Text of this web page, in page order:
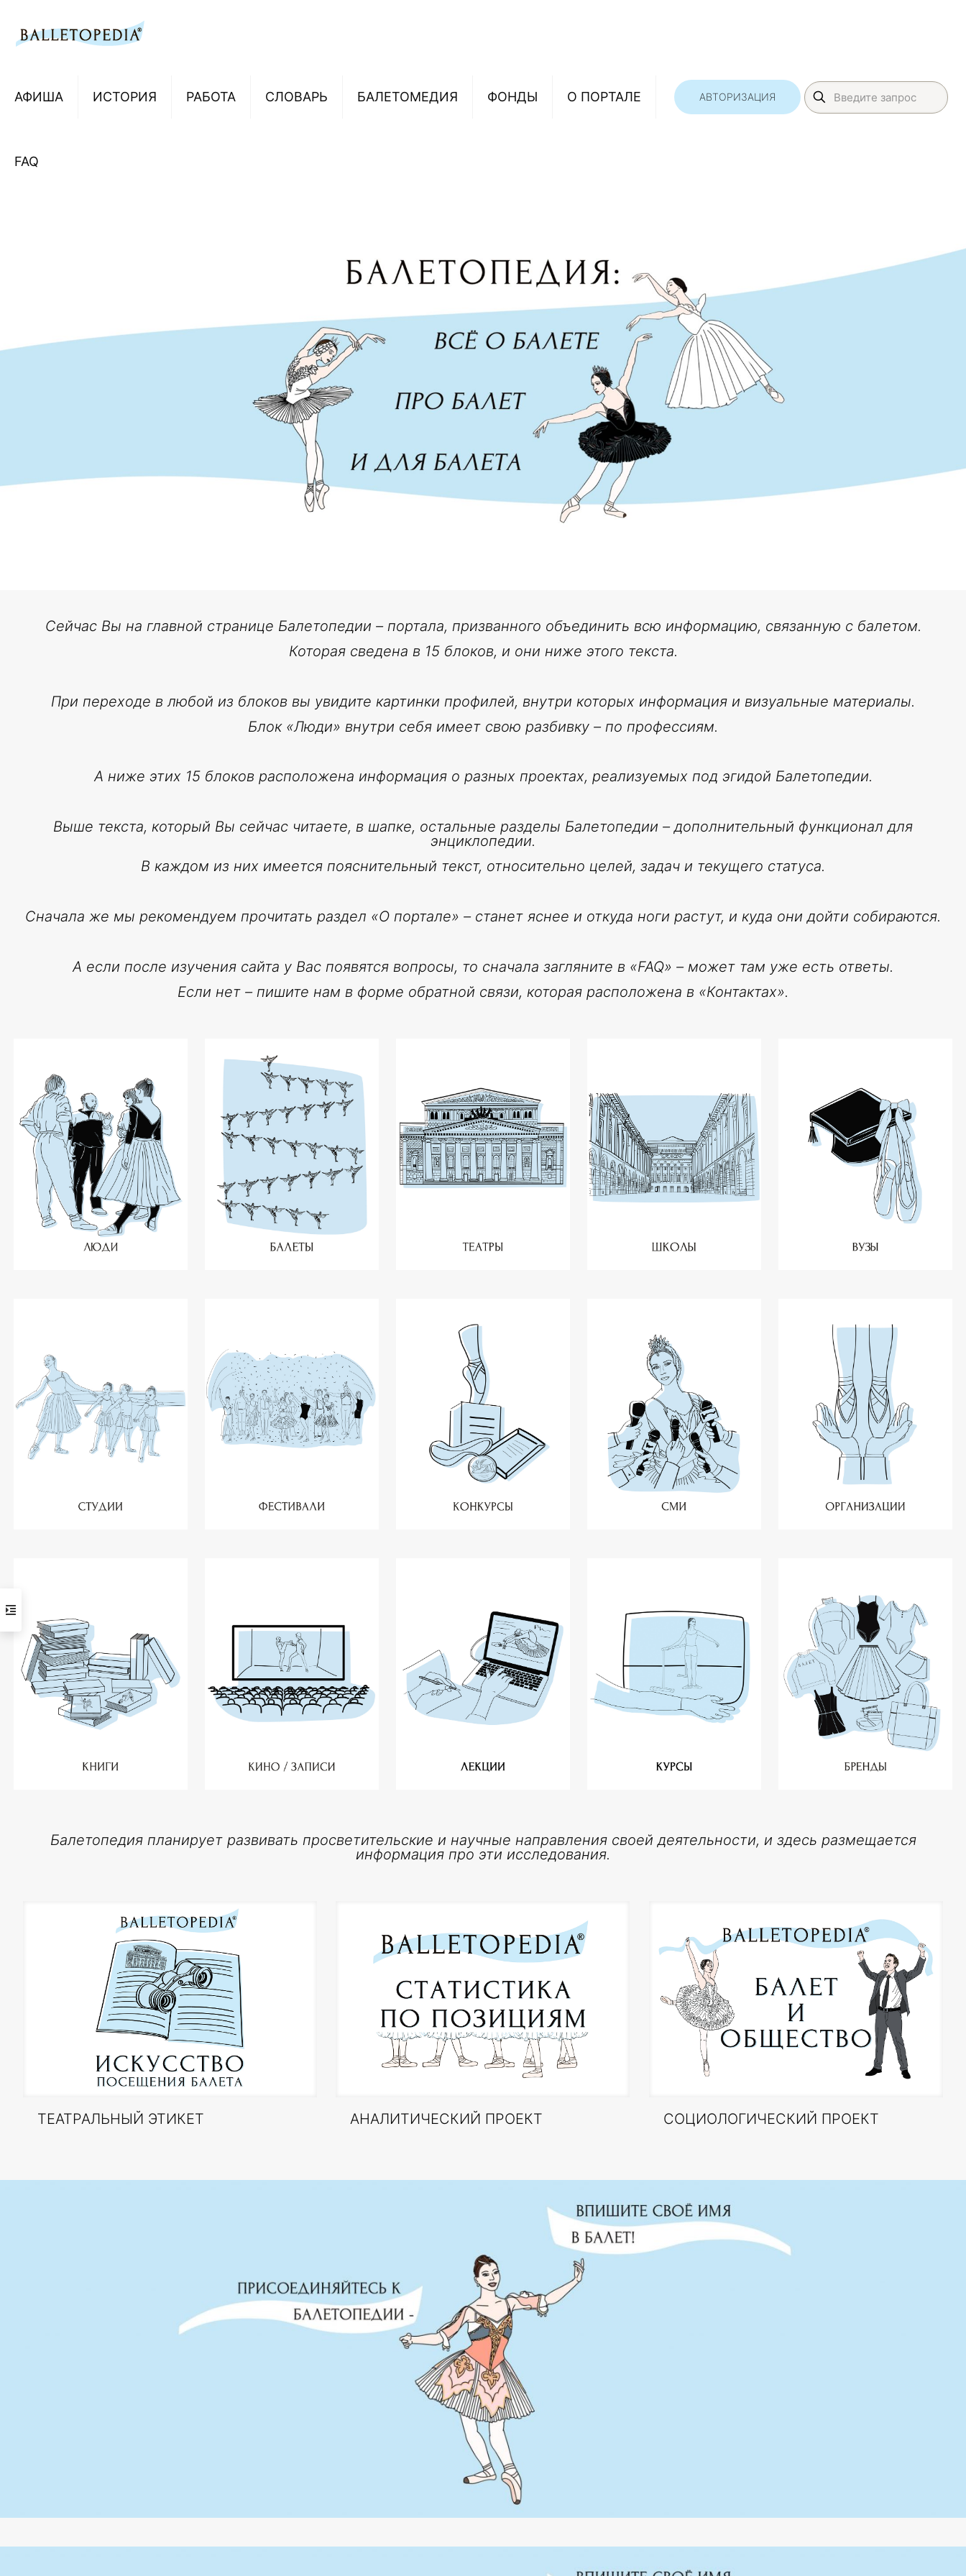
АФИША ИСТОРИЯ РАБОТА СЛОВАРЬ БАЛЕТОМЕДИЯ ФОНДЫ О ПОРТАЛЕ
FAQ
АВТОРИЗАЦИЯ
Сейчас Вы на главной странице Балетопедии – портала, призванного объединить всю информацию, связанную с балетом.
Которая сведена в 15 блоков, и они ниже этого текста.
При переходе в любой из блоков вы увидите картинки профилей, внутри которых информация и визуальные материалы.
Блок «Люди» внутри себя имеет свою разбивку – по профессиям.
А ниже этих 15 блоков расположена информация о разных проектах, реализуемых под эгидой Балетопедии.
Выше текста, который Вы сейчас читаете, в шапке, остальные разделы Балетопедии – дополнительный функционал для
энциклопедии.
В каждом из них имеется пояснительный текст, относительно целей, задач и текущего статуса.
Сначала же мы рекомендуем прочитать раздел «О портале» – станет яснее и откуда ноги растут, и куда они дойти собираются.
А если после изучения сайта у Вас появятся вопросы, то сначала загляните в «FAQ» – может там уже есть ответы.
Если нет – пишите нам в форме обратной связи, которая расположена в «Контактах».
Балетопедия планирует развивать просветительские и научные направления своей деятельности, и здесь размещается
информация про эти исследования.
ТЕАТРАЛЬНЫЙ ЭТИКЕТ АНАЛИТИЧЕСКИЙ ПРОЕКТ СОЦИОЛОГИЧЕСКИЙ ПРОЕКТ